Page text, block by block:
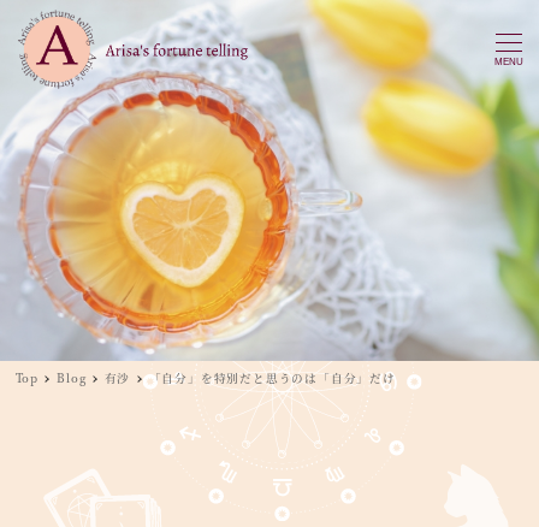
MENU
Top Blog 有沙 「自分」を特別だと思うのは「自分」だけ